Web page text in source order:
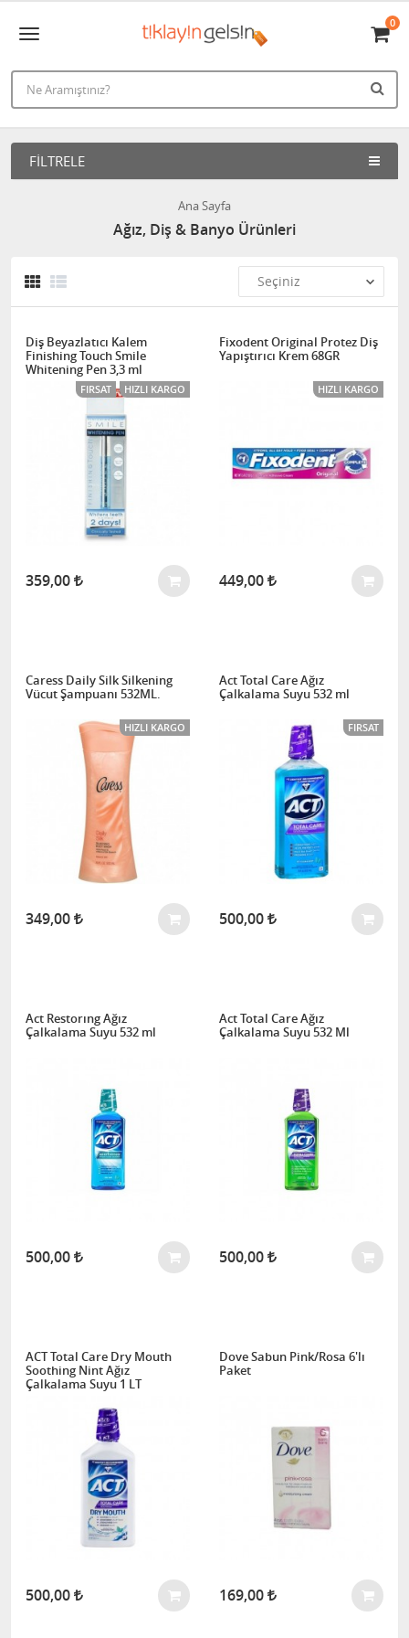
0
FILTRELE
Ana Sayfa
Ağız, Diş & Banyo Ürünleri
Diş Beyazlatıcı Kalem
Finishing Touch Smile
Whitening Pen 3,3 ml
FIRSAT HIZLI KARGO
359,00
Fixodent Original Protez Diş
Yapıştırıcı Krem 68GR
HIZLI KARGO
449,00
Caress Daily Silk Silkening
Vücut Şampuanı 532ML.
HIZLI KARGO
349,00
Act Total Care Ağız
Çalkalama Suyu 532 ml
FIRSAT
500,00
Act Restorıng Ağız
Çalkalama Suyu 532 ml
500,00
Act Total Care Ağız
Çalkalama Suyu 532 Ml
500,00
ACT Total Care Dry Mouth
Soothing Nint Ağız
Çalkalama Suyu 1 LT
500,00
Dove Sabun Pink/Rosa 6'lı
Paket
169,00